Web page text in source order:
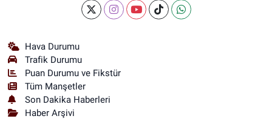
Hava Durumu
Trafik Durumu
Puan Durumu ve Fikstür
Tüm Manşetler
Son Dakika Haberleri
Haber Arşivi